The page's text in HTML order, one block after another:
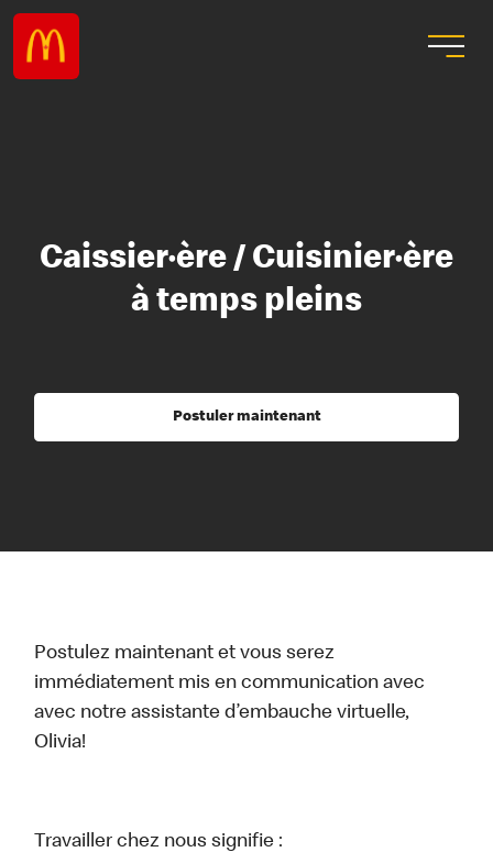
Caissier·ère / Cuisinier·ère
à temps pleins
Postuler maintenant
Postulez maintenant et vous serez
immédiatement mis en communication avec
avec notre assistante d’embauche virtuelle,
Olivia!
Travailler chez nous signifie :